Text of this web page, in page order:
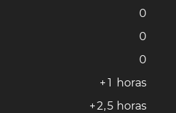
0
0
0
+ 1 horas
+2,5 horas